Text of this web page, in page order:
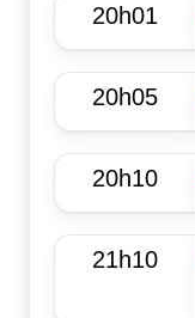
20h01
20h05
20h10
21h10